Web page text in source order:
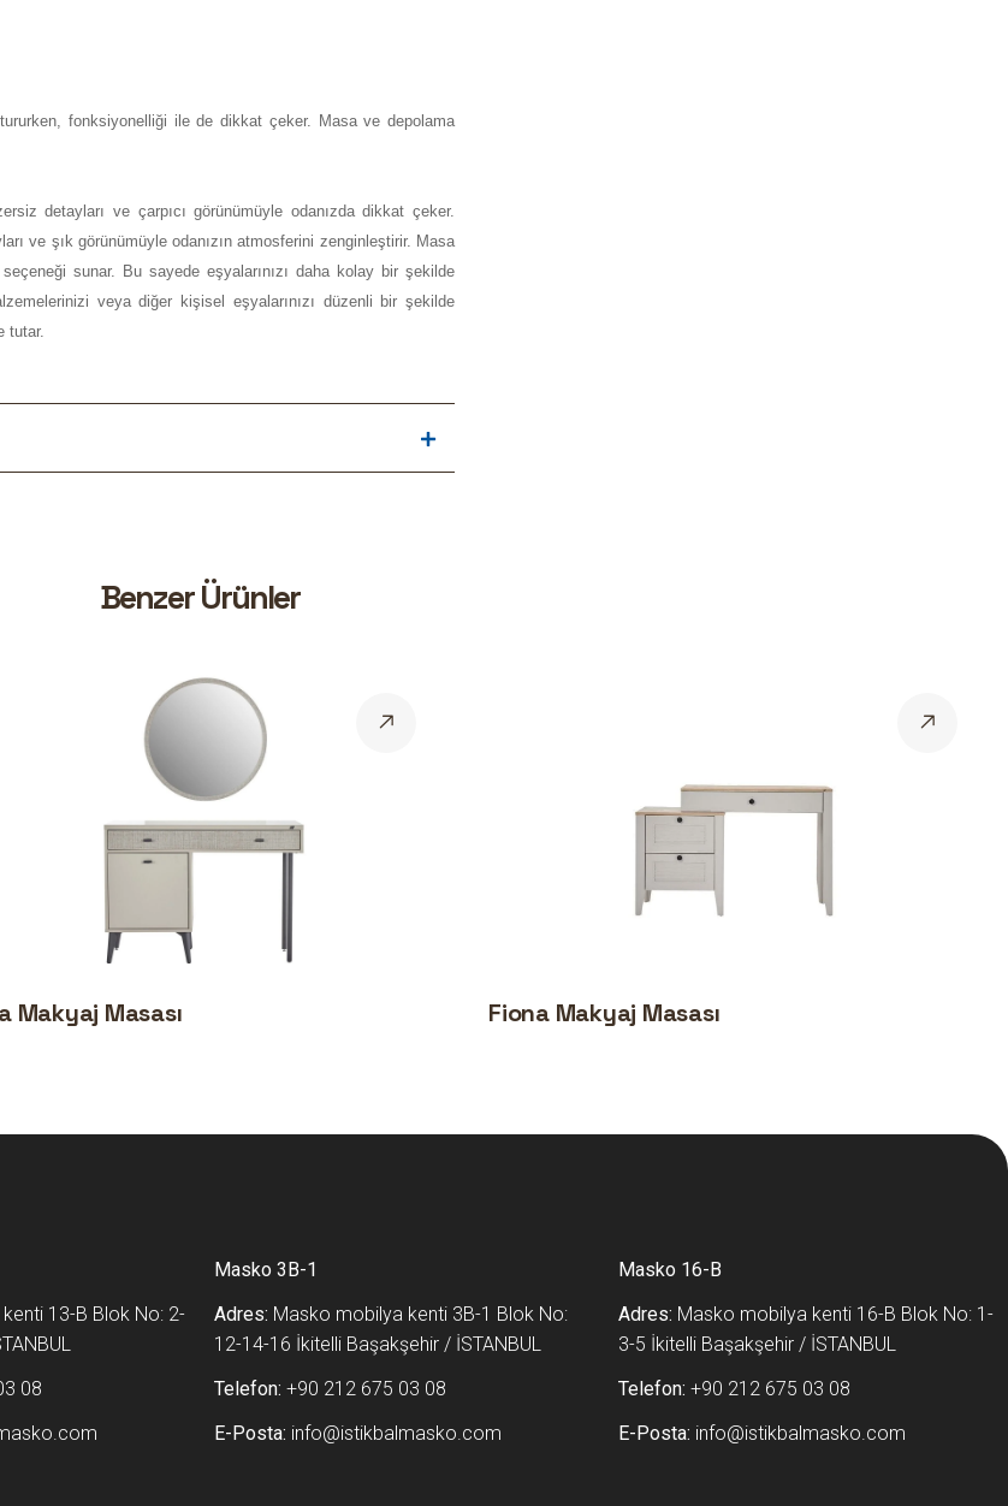
fonksiyonelliği ile de dikkat çeker. Masa ve depolama
detayları ve çarpıcı görünümüyle odanızda dikkat çeker.
ve şık görünümüyle odanızın atmosferini zenginleştirir. Masa
sunar. Bu sayede eşyalarınızı daha kolay bir şekilde
veya diğer kişisel eşyalarınızı düzenli bir şekilde
tutar.
Benzer Ürünler
Makyaj Masası Fiona Makyaj Masası
13-B Blok No: 2-
08
Masko 3B-1
Adres: Masko mobilya kenti 3B-1 Blok No:
12-14-16 İkitelli Başakşehir / İSTANBUL
Telefon: +90 212 675 03 08
E-Posta: info@istikbalmasko.com
Masko 16-B
Adres: Masko mobilya kenti 16-B Blok No: 1-
3-5 İkitelli Başakşehir / İSTANBUL
Telefon: +90 212 675 03 08
E-Posta: info@istikbalmasko.com